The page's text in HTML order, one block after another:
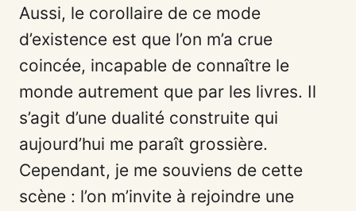
Aussi, le corollaire de ce mode
d’existence est que l’on m’a crue
coincée, incapable de connaître le
monde autrement que par les livres. Il
s’agit d’une dualité construite qui
aujourd’hui me paraît grossière.
Cependant, je me souviens de cette
scène : l’on m’invite à rejoindre une